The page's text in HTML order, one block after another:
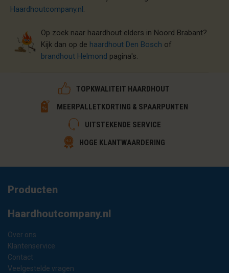
Haardhoutcompany.nl.
​Op zoek naar haardhout elders in Noord Brabant?
Kijk dan op de haardhout Den Bosch of
brandhout Helmond pagina's.
TOPKWALITEIT HAARDHOUT
MEERPALLETKORTING & SPAARPUNTEN
UITSTEKENDE SERVICE
HOGE KLANTWAARDERING
Producten
Haardhoutcompany.nl
Over ons
Klantenservice
Contact
Veelgestelde vragen